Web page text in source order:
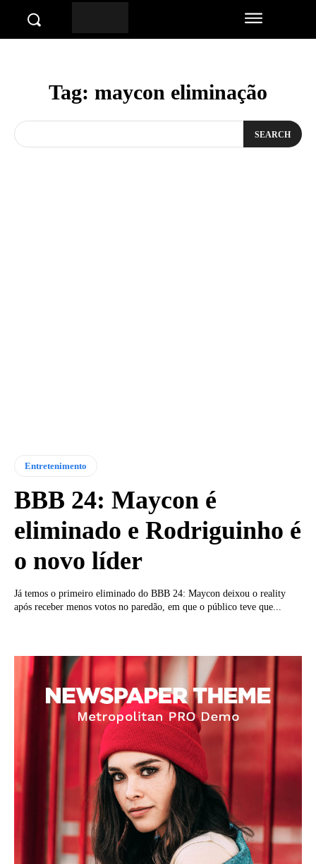
Tag: maycon eliminação
SEARCH
Entretenimento
BBB 24: Maycon é
eliminado e Rodriguinho é
o novo líder
Já temos o primeiro eliminado do BBB 24: Maycon deixou o reality
após receber menos votos no paredão, em que o público teve que...